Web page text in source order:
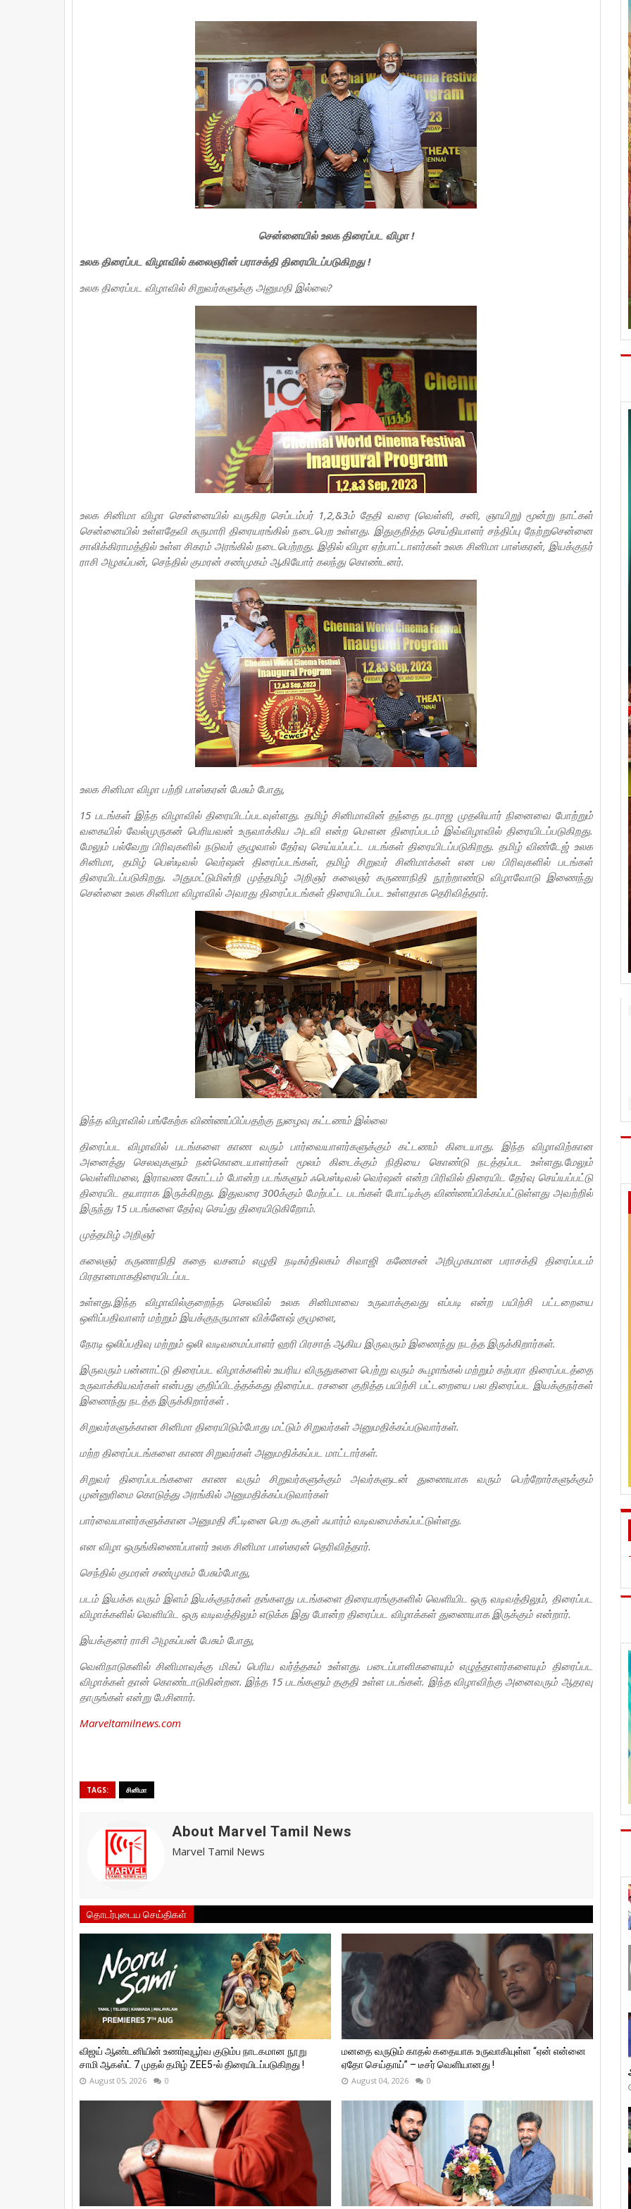
சென்னையில் உலக திரைப்பட விழா !
உலக திரைப்பட விழாவில் கலைஞரின் பராசக்தி திரையிடப்படுகிறது !
உலக திரைப்பட விழாவில் சிறுவர்களுக்கு அனுமதி இல்லை?
உலக சினிமா விழா சென்னையில் வருகிற செப்டம்பர் 1,2,&3ம் தேதி வரை (வெள்ளி, சனி, ஞாயிறு) மூன்று நாட்கள்
சென்னையில் உள்ளதேவி கருமாரி திரையரங்கில் நடைபெற உள்ளது. இதுகுறித்த செய்தியாளர் சந்திப்பு நேற்றுசென்னை
சாலிக்கிராமத்தில் உள்ள சிகரம் அரங்கில் நடைபெற்றது. இதில் விழா ஏற்பாட்டாளர்கள் உலக சினிமா பாஸ்கரன், இயக்குநர்
ராசி அழகப்பன், செந்தில் குமரன் சண்முகம் ஆகியோர் கலந்து கொண்டனர்.
உலக சினிமா விழா பற்றி பாஸ்கரன் பேசும் போது,
15 படங்கள் இந்த விழாவில் திரையிடப்படவுள்ளது. தமிழ் சினிமாவின் தந்தை நடராஜ முதலியார் நினைவை போற்றும்
வகையில் வேல்முருகன் பெரியவன் உருவாக்கிய அடவி என்ற மௌன திரைப்படம் இவ்விழாவில் திரையிடப்படுகிறது.
மேலும் பல்வேறு பிரிவுகளில் நடுவர் குழுவால் தேர்வு செய்யப்பட்ட படங்கள் திரையிடப்படுகிறது. தமிழ் விண்டேஜ் உலக
சினிமா, தமிழ் பெஸ்டிவல் வெர்ஷன் திரைப்படங்கள், தமிழ் சிறுவர் சினிமாக்கள் என பல பிரிவுகளில் படங்கள்
திரையிடப்படுகிறது. அதுமட்டுமின்றி முத்தமிழ் அறிஞர் கலைஞர் கருணாநிதி நூற்றாண்டு விழாவோடு இணைந்து
சென்னை உலக சினிமா விழாவில் அவரது திரைப்படங்கள் திரையிடப்பட உள்ளதாக தெரிவித்தார்.
இந்த விழாவில் பங்கேற்க விண்ணப்பிப்பதற்கு நுழைவு கட்டணம் இல்லை
திரைப்பட விழாவில் படங்களை காண வரும் பார்வையாளர்களுக்கும் கட்டணம் கிடையாது. இந்த விழாவிற்கான
அனைத்து செலவுகளும் நன்கொடையாளர்கள் மூலம் கிடைக்கும் நிதியை கொண்டு நடத்தப்பட உள்ளது.மேலும்
வெள்ளிமலை, இராவண கோட்டம் போன்ற படங்களும் ஃபெஸ்டிவல் வெர்ஷன் என்ற பிரிவில் திரையிட தேர்வு செய்யப்பட்டு
திரையிட தயாராக இருக்கிறது. இதுவரை 300க்கும் மேற்பட்ட படங்கள் போட்டிக்கு விண்ணப்பிக்கப்பட்டுள்ளது அவற்றில்
இருந்து 15 படங்களை தேர்வு செய்து திரையிடுகிறோம்.
முத்தமிழ் அறிஞர்
கலைஞர் கருணாநிதி கதை வசனம் எழுதி நடிகர்திலகம் சிவாஜி கணேசன் அறிமுகமான பராசக்தி திரைப்படம்
பிரதானமாகதிரையிடப்பட
உள்ளது.இந்த விழாவில்குறைந்த செலவில் உலக சினிமாவை உருவாக்குவது எப்படி என்ற பயிற்சி பட்டறையை
ஒளிப்பதிவாளர் மற்றும் இயக்குநருமான விக்னேஷ் குமுளை,
நேரடி ஒலிப்பதிவு மற்றும் ஒலி வடிவமைப்பாளர் ஹரி பிரசாத் ஆகிய இருவரும் இணைந்து நடத்த இருக்கிறார்கள்.
இருவரும் பன்னாட்டு திரைப்பட விழாக்களில் உயரிய விருதுகளை பெற்று வரும் கூழாங்கல் மற்றும் கற்பரா திரைப்படத்தை
உருவாக்கியவர்கள் என்பது குறிப்பிடத்தக்கது திரைப்பட ரசனை குறித்த பயிற்சி பட்டறையை பல திரைப்பட இயக்குநர்கள்
இணைந்து நடத்த இருக்கிறார்கள் .
சிறுவர்களுக்கான சினிமா திரையிடும்போது மட்டும் சிறுவர்கள் அனுமதிக்கப்படுவார்கள்.
மற்ற திரைப்படங்களை காண சிறுவர்கள் அனுமதிக்கப்பட மாட்டார்கள்.
சிறுவர் திரைப்படங்களை காண வரும் சிறுவர்களுக்கும் அவர்களுடன் துணையாக வரும் பெற்றோர்களுக்கும்
முன்னுரிமை கொடுத்து அரங்கில் அனுமதிக்கப்படுவார்கள்
பார்வையாளர்களுக்கான அனுமதி சீட்டினை பெற கூகுள் ஃபார்ம் வடிவமைக்கப்பட்டுள்ளது.
என விழா ஒருங்கிணைப்பாளர் உலக சினிமா பாஸ்கரன் தெரிவித்தார்.
செந்தில் குமரன் சண்முகம் பேசும்போது,
படம் இயக்க வரும் இளம் இயக்குநர்கள் தங்களது படங்களை திரையரங்குகளில் வெளியிட ஒரு வடிவத்திலும், திரைப்பட
விழாக்களில் வெளியிட ஒரு வடிவத்திலும் எடுக்க இது போன்ற திரைப்பட விழாக்கள் துணையாக இருக்கும் என்றார்.
இயக்குனர் ராசி அழகப்பன் பேசும் போது,
வெளிநாடுகளில் சினிமாவுக்கு மிகப் பெரிய வர்த்தகம் உள்ளது. படைப்பாளிகளையும் எழுத்தாளர்களையும் திரைப்பட
விழாக்கள் தான் கொண்டாடுகின்றன. இந்த 15 படங்களும் தகுதி உள்ள படங்கள். இந்த விழாவிற்கு அனைவரும் ஆதரவு
தாருங்கள் என்று பேசினார்.
Marveltamilnews.com
TAGS: சினிமா
About Marvel Tamil News
Marvel Tamil News
தொடர்புடைய செய்திகள்
விஜய் ஆண்டனியின் உணர்வுபூர்வ குடும்ப நாடகமான நூறு
சாமி ஆகஸ்ட் 7 முதல் தமிழ் ZEE5-ல் திரையிடப்படுகிறது !
August 05, 2026 0
மனதை வருடும் காதல் கதையாக உருவாகியுள்ள “ஏன் என்னை
ஏதோ செய்தாய்” – டீசர் வெளியானது !
August 04, 2026 0